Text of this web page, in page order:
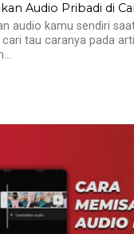
Audio Pribadi di
audio kamu sendiri
tau caranya pada